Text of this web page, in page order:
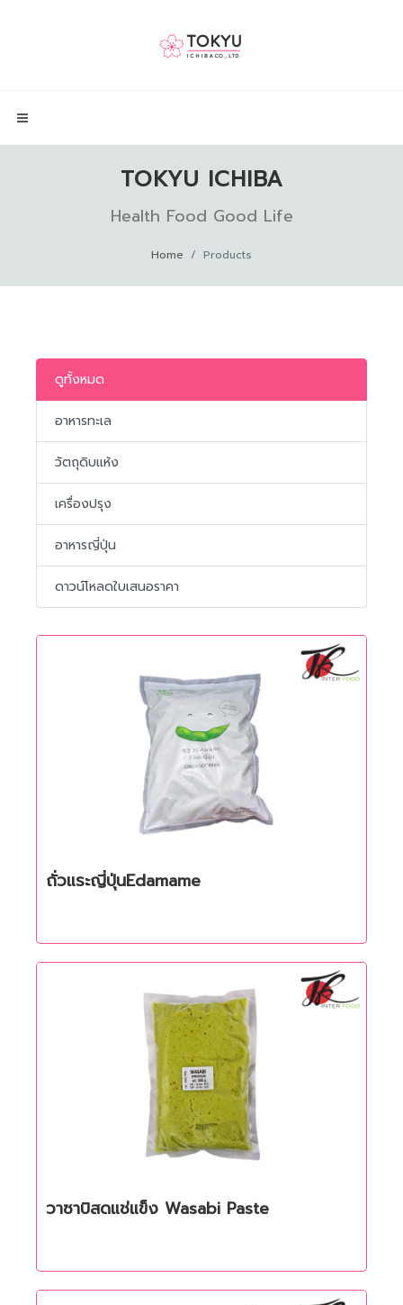
TOKYU ICHIBA
Health Food Good Life
Home Products
ดูทั้งหมด
อาหารทะเล
วัตถุดิบแห้ง
เครื่องปรุง
อาหารญี่ปุ่น
ดาวน์โหลดใบเสนอราคา
Quick View
ถั่วแระญี่ปุ่นEdamame
Quick View วาซาบิสดแช่แข็ง Wasabi Paste